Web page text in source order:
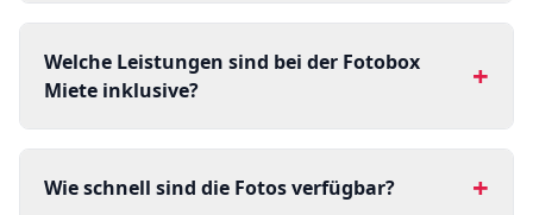
Welche Leistungen sind bei der Fotobox
Miete inklusive?
+
Wie schnell sind die Fotos verfügbar? +